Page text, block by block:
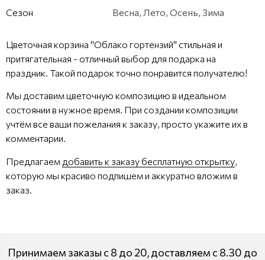
Сезон
Весна, Лето, Осень, Зима
Цветочная корзина "Облако гортензий" стильная и
притягательная - отличный выбор для подарка на
праздник. Такой подарок точно понравится получателю!
Мы доставим цветочную композицию в идеальном
состоянии в нужное время. При создании композиции
учтём все ваши пожелания к заказу, просто укажите их в
комментарии.
Предлагаем добавить к заказу бесплатную открытку,
которую мы красиво подпишем и аккуратно вложим в
заказ.
Принимаем заказы с 8 до 20, доставляем с 8.30 до